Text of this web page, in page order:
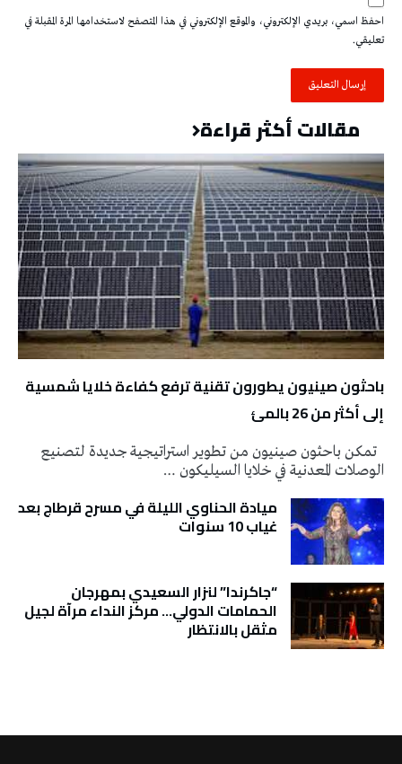
احفظ اسمي، بريدي الإلكتروني، والموقع الإلكتروني في هذا المتصفح لاستخدامها المرة المقبلة في
تعليقي.
مقالات أكثر قراءة
باحثون صينيون يطورون تقنية ترفع كفاءة خلايا شمسية
إلى أكثر من 26 بالمئ
تمكن باحثون صينيون من تطوير استراتيجية جديدة لتصنيع
الوصلات المعدنية في خلايا السيليكون …
ميادة الحناوي الليلة في مسرح قرطاج بعد
غياب 10 سنوات
“جاكرندا” لنزار السعيدي بمهرجان
الحمامات الدولي… مركز النداء مرآة لجيل
مثقل بالانتظار